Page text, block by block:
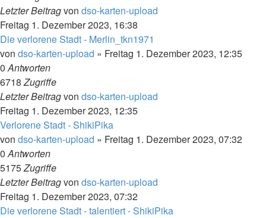
Letzter Beitragvon dso-karten-upload
Freitag 1. Dezember 2023, 16:38
Die verlorene Stadt - Merlin_tkn1971
von dso-karten-upload » Freitag 1. Dezember 2023, 12:35
0Antworten
6718Zugriffe
Letzter Beitragvon dso-karten-upload
Freitag 1. Dezember 2023, 12:35
Verlorene Stadt - ShikiPika
von dso-karten-upload » Freitag 1. Dezember 2023, 07:32
0Antworten
5175Zugriffe
Letzter Beitragvon dso-karten-upload
Freitag 1. Dezember 2023, 07:32
Die verlorene Stadt - talentiert - ShikiPika